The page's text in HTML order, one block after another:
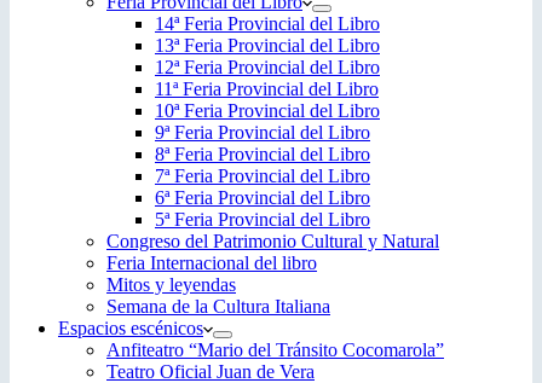
14ª Feria Provincial del Libro
13ª Feria Provincial del Libro
12ª Feria Provincial del Libro
11ª Feria Provincial del Libro
10ª Feria Provincial del Libro
9ª Feria Provincial del Libro
8ª Feria Provincial del Libro
7ª Feria Provincial del Libro
6ª Feria Provincial del Libro
5ª Feria Provincial del Libro
Congreso del Patrimonio Cultural y Natural
Feria Internacional del libro
Mitos y leyendas
Semana de la Cultura Italiana
Espacios escénicos
Anfiteatro “Mario del Tránsito Cocomarola”
Teatro Oficial Juan de Vera